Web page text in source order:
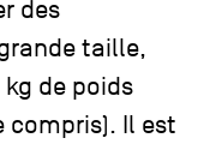
des
taille,
de poids
Il est